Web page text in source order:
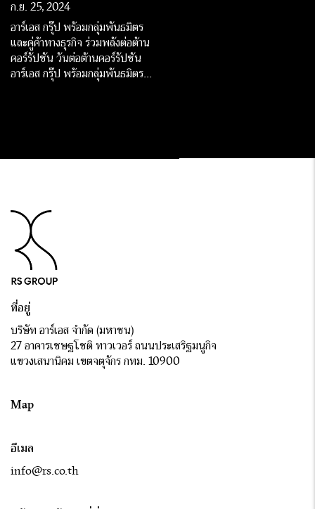
ก.ย. 25, 2024
อาร์เอส กรุ๊ป พร้อมกลุ่มพันธมิตร
และคู่ค้าทางธุรกิจ ร่วมพลังต่อต้าน
คอร์รัปชัน วันต่อต้านคอร์รัปชัน
อาร์เอส กรุ๊ป พร้อมกลุ่มพันธมิตร
ที่อยู่
บริษัท อาร์เอส จำกัด (มหาชน)
27 อาคารเชษฐโชติ ทาวเวอร์ ถนนประเสริฐมนูกิจ
แขวงเสนานิคม เขตจตุจักร กทม. 10900
Map
อีเมล
info@rs.co.th